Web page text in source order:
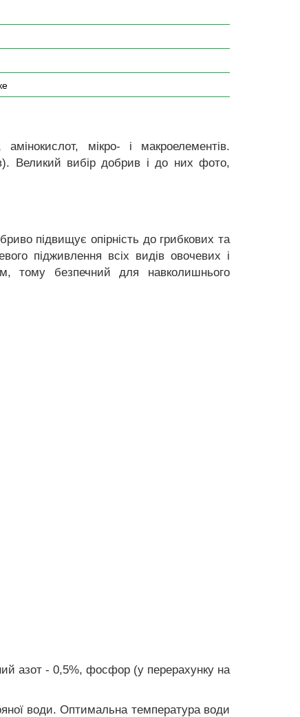
мікро- і макроелементів.
Великий вибір добрив і до них фото,
підвищує опірність до грибкових та
підживлення всіх видів овочевих і
тому безпечний для навколишнього
азот - 0,5%, фосфор (у перерахунку на
води. Оптимальна температура води